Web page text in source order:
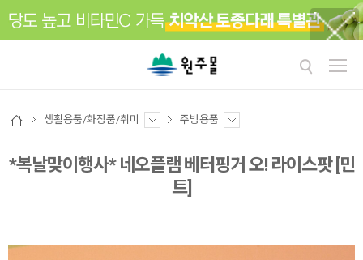
생활용품/화장품/취미 주방용품
*복날맞이행사* 네오플램 베터핑거 오! 라이스팟 [민
트]